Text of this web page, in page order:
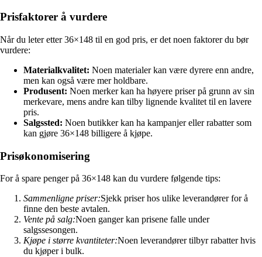
Prisfaktorer å vurdere
Når du leter etter 36×148 til en god pris, er det noen faktorer du bør
vurdere:
Materialkvalitet: Noen materialer kan være dyrere enn andre,
men kan også være mer holdbare.
Produsent: Noen merker kan ha høyere priser på grunn av sin
merkevare, mens andre kan tilby lignende kvalitet til en lavere
pris.
Salgssted: Noen butikker kan ha kampanjer eller rabatter som
kan gjøre 36×148 billigere å kjøpe.
Prisøkonomisering
For å spare penger på 36×148 kan du vurdere følgende tips:
Sammenligne priser:Sjekk priser hos ulike leverandører for å
finne den beste avtalen.
Vente på salg:Noen ganger kan prisene falle under
salgssesongen.
Kjøpe i større kvantiteter:Noen leverandører tilbyr rabatter hvis
du kjøper i bulk.